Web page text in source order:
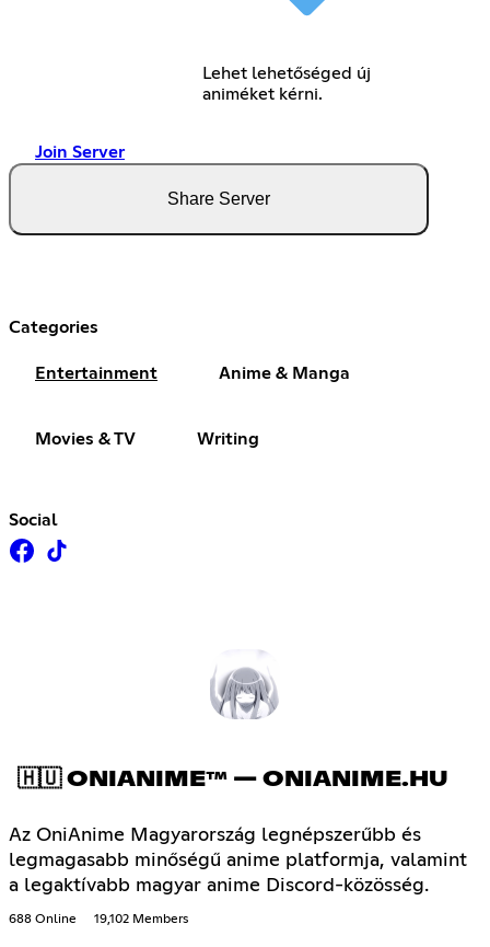
Lehet lehetőséged új
animéket kérni.
Join Server
Share Server
Categories
Entertainment Anime & Manga
Movies & TV Writing
Social
🇭🇺 ONIANIME™ — ONIANIME.HU
Az OniAnime Magyarország legnépszerűbb és
legmagasabb minőségű anime platformja, valamint
a legaktívabb magyar anime Discord-közösség.
688 Online 19,102 Members